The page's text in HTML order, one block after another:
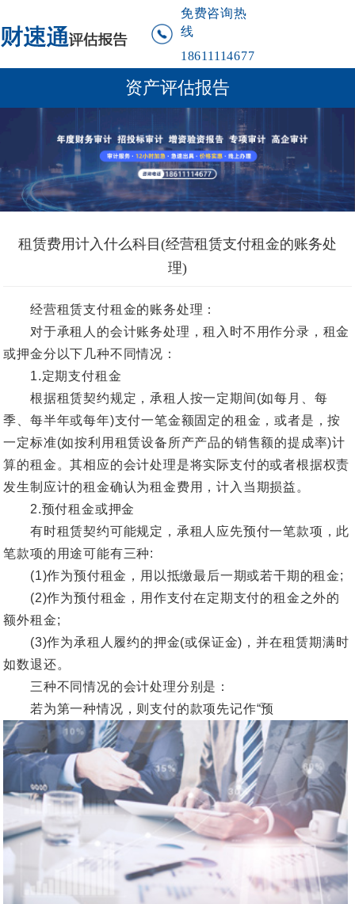
免费咨询热
线
18611114677
资产评估报告
租赁费用计入什么科目(经营租赁支付租金的账务处
理)
经营租赁支付租金的账务处理：
对于承租人的会计账务处理，租入时不用作分录，租金
或押金分以下几种不同情况：
1.定期支付租金
根据租赁契约规定，承租人按一定期间(如每月、每
季、每半年或每年)支付一笔金额固定的租金，或者是，按
一定标准(如按利用租赁设备所产产品的销售额的提成率)计
算的租金。其相应的会计处理是将实际支付的或者根据权责
发生制应计的租金确认为租金费用，计入当期损益。
2.预付租金或押金
有时租赁契约可能规定，承租人应先预付一笔款项，此
笔款项的用途可能有三种:
(1)作为预付租金，用以抵缴最后一期或若干期的租金;
(2)作为预付租金，用作支付在定期支付的租金之外的
额外租金;
(3)作为承租人履约的押金(或保证金)，并在租赁期满时
如数退还。
三种不同情况的会计处理分别是：
若为第一种情况，则支付的款项先记作“预